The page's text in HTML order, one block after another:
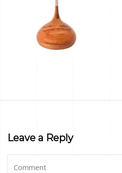
Leave a Reply